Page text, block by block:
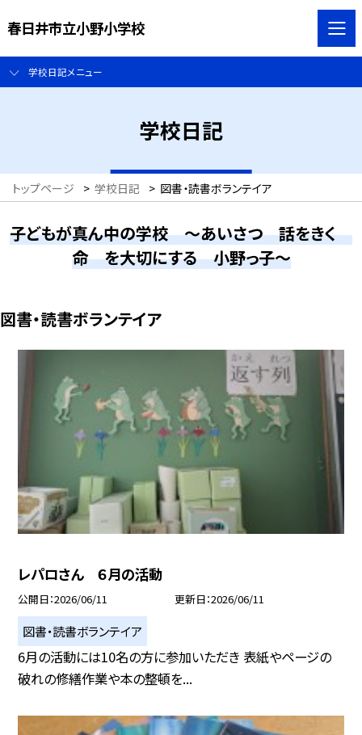
春日井市立小野小学校
学校日記メニュー
学校日記
トップページ > 学校日記 > 図書・読書ボランテイア
子どもが真ん中の学校 ～あいさつ 話をきく
命 を大切にする 小野っ子～
図書・読書ボランテイア
レパロさん ６月の活動
公開日 2026/06/11 更新日 2026/06/11
図書・読書ボランテイア
6月の活動には10名の方に参加いただき 表紙やページの
破れの修繕作業や本の整頓を...